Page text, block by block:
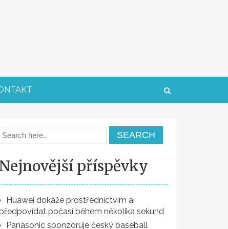
Nejnovější příspěvky
Huawei dokáže prostřednictvím ai
počasí během několika sekund
Panasonic sponzoruje český baseball